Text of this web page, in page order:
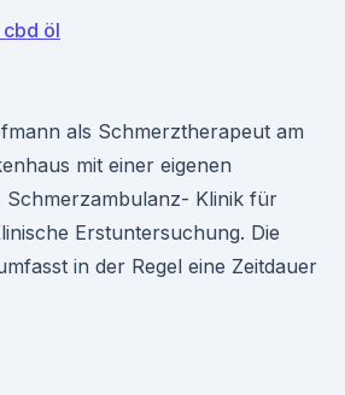
öl
als Schmerztherapeut am
mit einer eigenen
Schmerzambulanz- Klinik für
Erstuntersuchung. Die
in der Regel eine Zeitdauer